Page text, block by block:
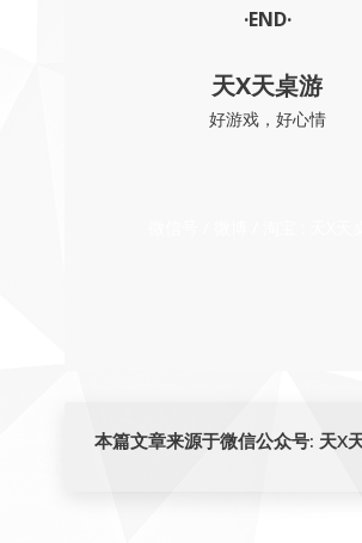
·END·
天X天桌游
好游戏，好心情
本篇文章来源于微信公众号: 天X